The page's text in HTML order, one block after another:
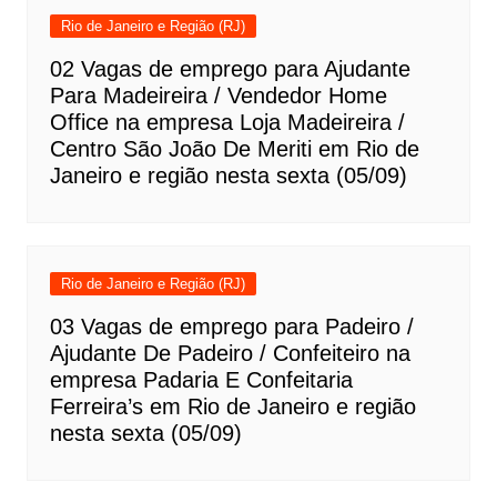
Rio de Janeiro e Região (RJ)
02 Vagas de emprego para Ajudante
Para Madeireira / Vendedor Home
Office na empresa Loja Madeireira /
Centro São João De Meriti em Rio de
Janeiro e região nesta sexta (05/09)
Rio de Janeiro e Região (RJ)
03 Vagas de emprego para Padeiro /
Ajudante De Padeiro / Confeiteiro na
empresa Padaria E Confeitaria
Ferreira’s em Rio de Janeiro e região
nesta sexta (05/09)